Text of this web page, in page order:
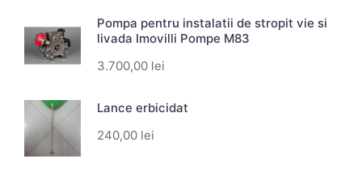
Pompa pentru instalatii de stropit vie si
livada Imovilli Pompe M83
3.700,00 lei
Lance erbicidat
240,00 lei